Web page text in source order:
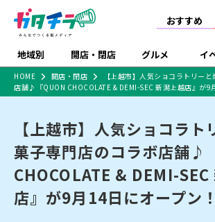
おすすめ
地域別 開店・閉店 グルメ イ
新潟市 下
中越 上
開店 閉
リニューアル・移転 休業 開店まとめ
新潟市・開店
新潟市・閉店
長岡市・開
ラーメン 現
和食 洋
体験・販売 祭
趣味・展示会 ラ
施設・ショップ
店
食品メーカー・県産
品
特売セール イ
特集・まとめ記事
セツコママ ランキング
食品スーパー・コンビ
戸建
ショッピングモール・
大型施設
ド
セン
HOME 開店・閉店
【上越市】人気ショコラトリー
店舗♪『QUON CHOCOLATE & DEMI-SEC 新潟上越店』が9
【上越市】人気ショコラト
菓子専門店のコラボ店舗♪
CHOCOLATE & DEMI-SEC
店』が9月14日にオープン！